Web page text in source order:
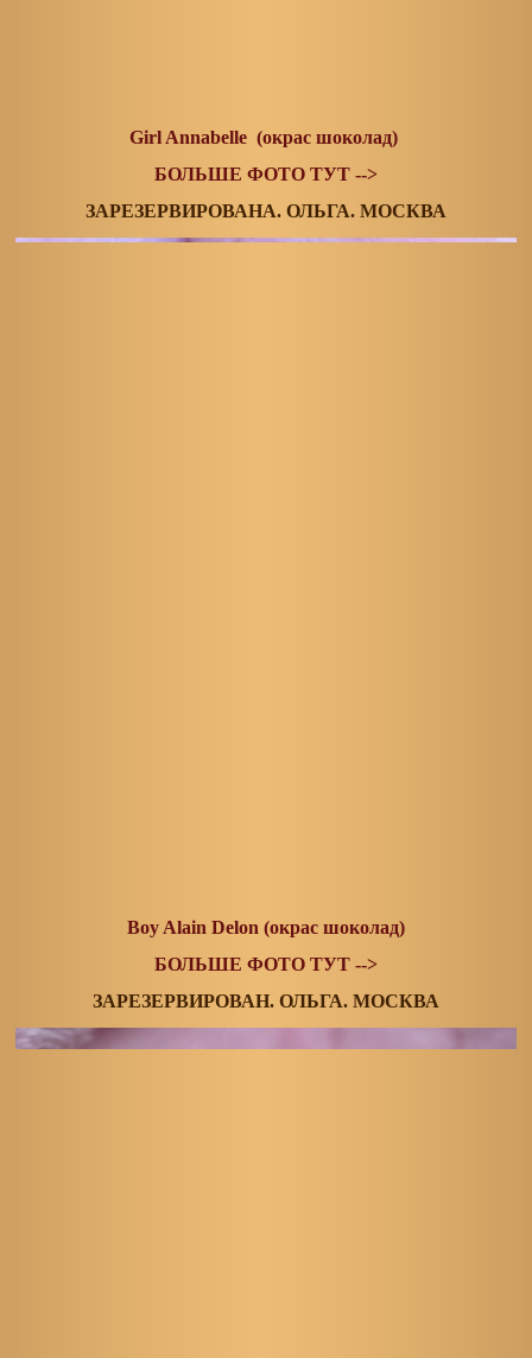
Girl Annabelle (окрас шоколад)
БОЛЬШЕ ФОТО ТУТ -->
ЗАРЕЗЕРВИРОВАНА. ОЛЬГА. МОСКВА
Boy Alain Delon (окрас шоколад)
БОЛЬШЕ ФОТО ТУТ -->
ЗАРЕЗЕРВИРОВАН. ОЛЬГА. МОСКВА